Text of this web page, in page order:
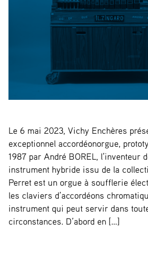
Le 6 mai 2023, Vichy Enchères
exceptionnel accordéonorgue,
1987 par André BOREL, l’inventeur
instrument hybride issu de la
Perret est un orgue à soufflerie
les claviers d’accordéons
instrument qui peut servir dans
circonstances. D’abord en […]